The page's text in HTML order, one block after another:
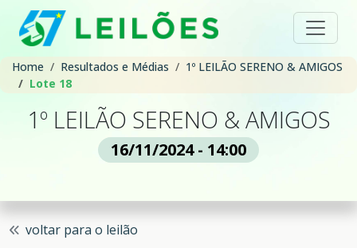
Home Resultados e Médias
1º LEILÃO SERENO & AMIGOS
Lote 18
1º LEILÃO SERENO & AMIGOS
16/11/2024 - 14:00
voltar para o leilão